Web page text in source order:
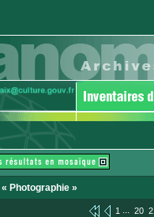
« Photographie »
1 ... 20